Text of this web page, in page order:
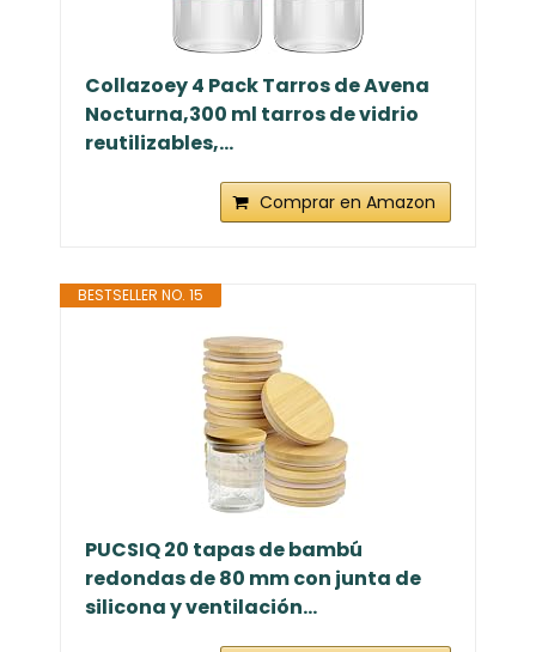
Collazoey 4 Pack Tarros de Avena
Nocturna,300 ml tarros de vidrio
reutilizables,...
Comprar en Amazon
BESTSELLER NO. 15
PUCSIQ 20 tapas de bambú
redondas de 80 mm con junta de
silicona y ventilación...